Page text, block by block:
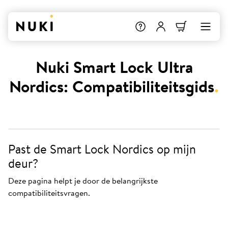
Nuki Smart Lock Ultra
Nordics: Compatibiliteitsgids.
Past de Smart Lock Nordics op mijn
deur?
Deze pagina helpt je door de belangrijkste
compatibiliteitsvragen.